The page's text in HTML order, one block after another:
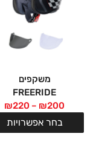
משקפים
FREERIDE
₪200
–
₪220
בחר אפשרויות